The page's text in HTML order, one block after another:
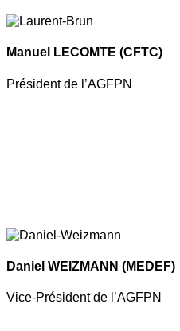
Manuel LECOMTE (CFTC)
Président de l’AGFPN
Daniel WEIZMANN (MEDEF)
Vice-Président de l’AGFPN